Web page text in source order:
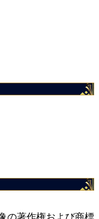
の著作権および商標